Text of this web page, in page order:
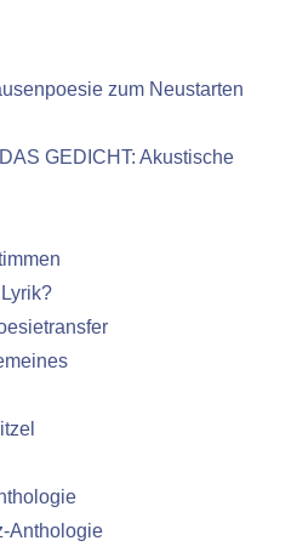
zum Neustarten
GEDICHT: Akustische
Anthologie